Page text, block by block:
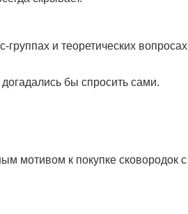
и теоретических
бы спросить сами.
мотивом к покупке